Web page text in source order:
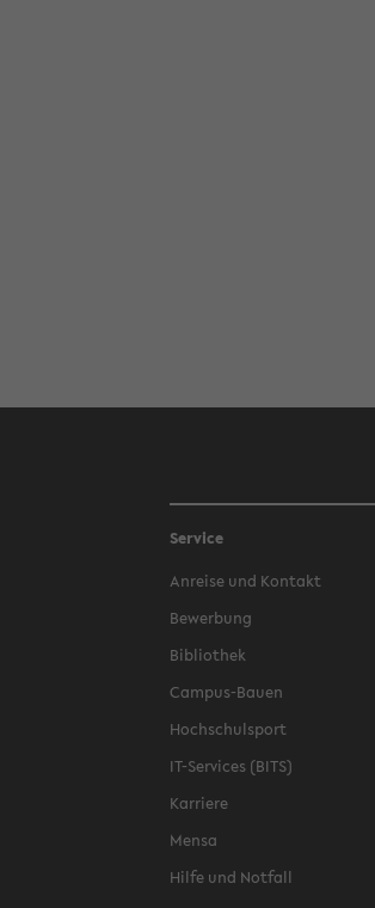
Service
Anreise und Kontakt
Bewerbung
Bibliothek
Campus-Bauen
Hochschulsport
IT-Services (BITS)
Karriere
Mensa
Hilfe und Notfall